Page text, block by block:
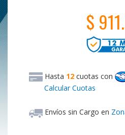
$
Hasta 12 cuotas con
Calcular Cuotas
Envíos sin Cargo en